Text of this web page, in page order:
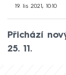
19. lis 2021, 10:10
Přichází
25. 11.